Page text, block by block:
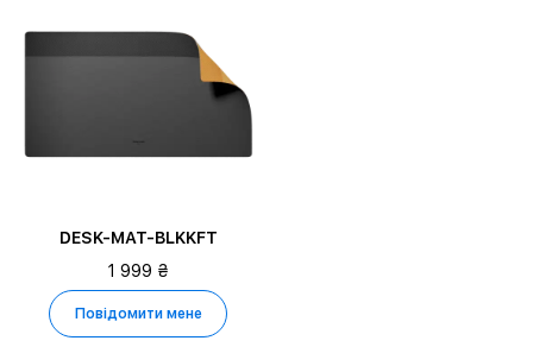
DESK-MAT-BLKKFT
1 999 ₴
Повідомити мене